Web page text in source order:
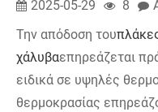
2025-05-29 8
Την απόδοση του
χάλυβαεπηρεάζεται
ειδικά σε υψηλές
θερμοκρασίας